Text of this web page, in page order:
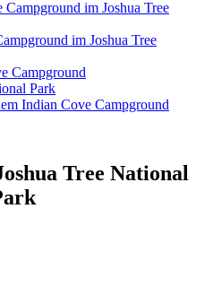
Tree National